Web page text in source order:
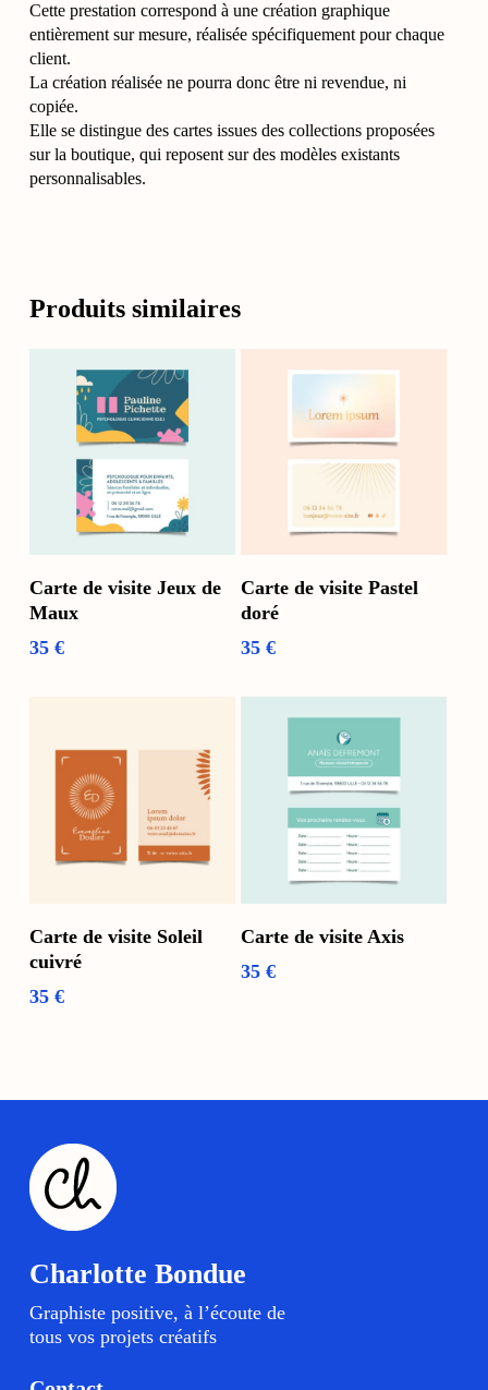
Cette prestation correspond à une création graphique
entièrement sur mesure, réalisée spécifiquement pour chaque
client.
La création réalisée ne pourra donc être ni revendue, ni
copiée.
Elle se distingue des cartes issues des collections proposées
sur la boutique, qui reposent sur des modèles existants
personnalisables.
Produits similaires
Voir Les Options
Carte de visite Jeux de
Maux
35 €
Ajouter Au Panier
Carte de visite Pastel
doré
35€
Ajouter Au Panier
Carte de visite Soleil
cuivré
35 €
Ajouter Au Panier
Carte de visite Axis
35€
Charlotte Bondue
Graphiste positive, à l’écoute de
tous vos projets créatifs